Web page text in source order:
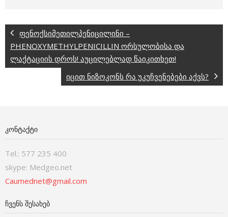
ფენოქსიმეთილპენიცილინი –
PHENOXYMETHYLPENICILLIN ორსულობისა და
ლაქტაციის დროს! აუცილებლად წაიკითხეთ!
იცით ნიზოკონს რა უკუჩვენებები აქვს?
ᲙᲝᲜᲢᲐᲥᲢᲘ
Tel.: 577 235 400
skype: Medgeo.net
Caumednet@gmail.com
ᲩᲕᲔᲜᲡ ᲨᲔᲡᲐᲮᲔᲑ